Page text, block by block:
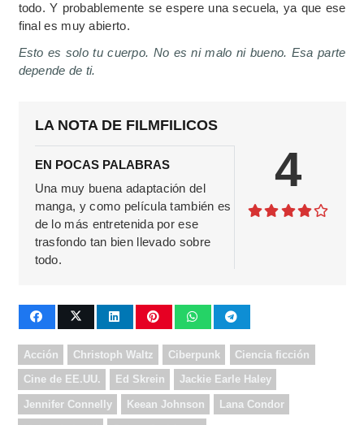
todo. Y probablemente se espere una secuela, ya que ese
final es muy abierto.
Esto es solo tu cuerpo. No es ni malo ni bueno. Esa parte
depende de ti.
LA NOTA DE FILMFILICOS
EN POCAS PALABRAS
Una muy buena adaptación del
manga, y como película también es
de lo más entretenida por ese
trasfondo tan bien llevado sobre
todo.
4
Acción Christoph Waltz Ciberpunk Ciencia ficción
Cine de EE.UU. Ed Skrein Jackie Earle Haley
Jennifer Connelly Keean Johnson Lana Condor